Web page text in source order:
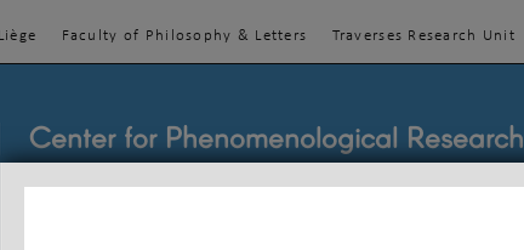
Faculty of Philosophy & Letters Traverses Research Unit
Center for Phenomenological Research